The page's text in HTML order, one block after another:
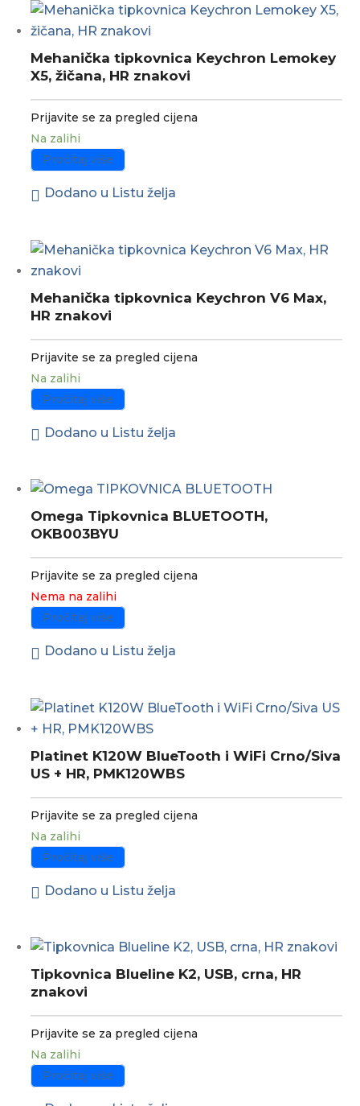
Mehanička tipkovnica Keychron Lemokey
X5, žičana, HR znakovi
Prijavite se za pregled cijena
Na zalihi
Pročitaj više
Dodano u Listu želja
Mehanička tipkovnica Keychron V6 Max,
HR znakovi
Prijavite se za pregled cijena
Na zalihi
Pročitaj više
Dodano u Listu želja
Omega Tipkovnica BLUETOOTH,
OKB003BYU
Prijavite se za pregled cijena
Nema na zalihi
Pročitaj više
Dodano u Listu želja
Platinet K120W BlueTooth i WiFi Crno/Siva
US + HR, PMK120WBS
Prijavite se za pregled cijena
Na zalihi
Pročitaj više
Dodano u Listu želja
Tipkovnica Blueline K2, USB, crna, HR
znakovi
Prijavite se za pregled cijena
Na zalihi
Pročitaj više